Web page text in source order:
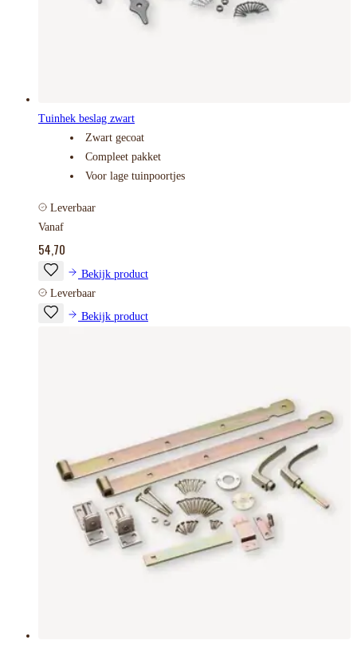
Tuinhek beslag zwart
Zwart gecoat
Compleet pakket
Voor lage tuinpoortjes
Leverbaar
Vanaf
54,70
Bekijk product
Leverbaar
Bekijk product